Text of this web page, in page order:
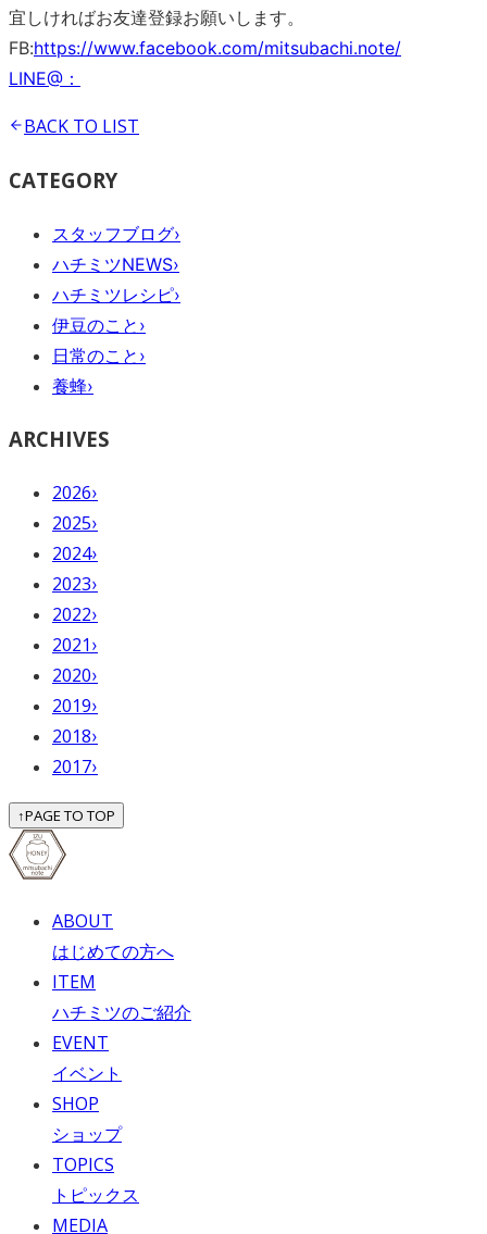
宜しければお友達登録お願いします。
FB:https://www.facebook.com/mitsubachi.note/
LINE@：
BACK TO LIST
CATEGORY
スタッフブログ›
ハチミツNEWS›
ハチミツレシピ›
伊豆のこと ›
日常のこと ›
養蜂›
ARCHIVES
2026›
2025›
2024›
2023›
2022›
2021 ›
2020›
2019›
2018›
2017›
↑PAGE TO TOP
ABOUT
はじめての方へ
ITEM
ハチミツのご紹介
EVENT
イベント
SHOP
ショップ
TOPICS
トピックス
MEDIA